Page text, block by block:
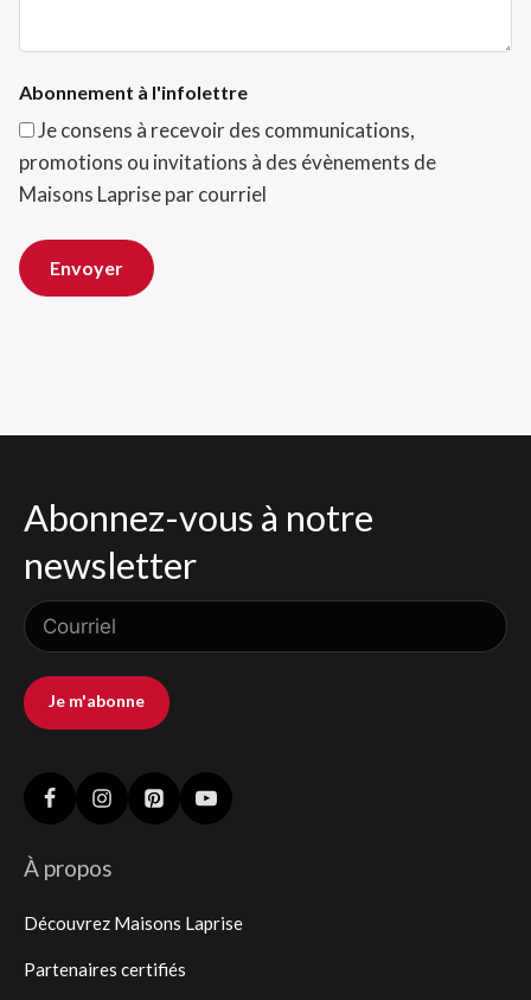
Abonnement à l'infolettre
Je consens à recevoir des communications,
promotions ou invitations à des évènements de
Maisons Laprise par courriel
Envoyer
Abonnez-vous à notre
newsletter
Je m'abonne
À propos
Découvrez Maisons Laprise
Partenaires certifiés